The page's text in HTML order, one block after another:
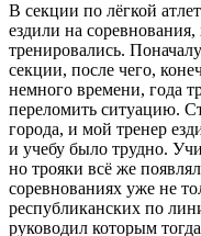
В секции по лёгкой
ездили на
тренировались.
секции, после чего,
немного времени, года
переломить ситуацию.
города, и мой тренер
и учебу было трудно.
но трояки всё же
соревнованиях уже не
республиканских по
руководил которым